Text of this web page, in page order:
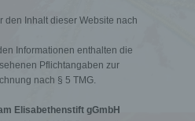
den Inhalt dieser Website nach
Informationen enthalten die
Pflichtangaben zur
nach § 5 TMG.
Elisabethenstift gGmbH